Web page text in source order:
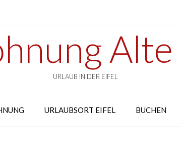
Alte
URLAUB IN DER EIFEL
URLAUBSORT EIFEL BUCHEN